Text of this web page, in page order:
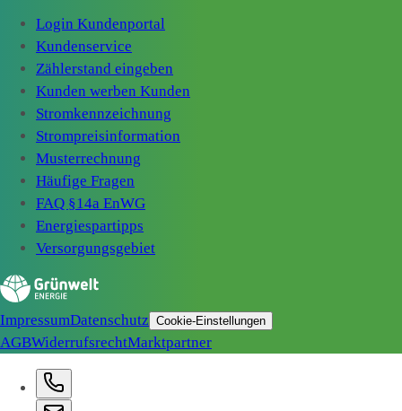
Login Kundenportal
Kundenservice
Zählerstand eingeben
Kunden werben Kunden
Stromkennzeichnung
Strompreisinformation
Musterrechnung
Häufige Fragen
FAQ §14a EnWG
Energiespartipps
Versorgungsgebiet
ImpressumDatenschutz Cookie-Einstellungen
AGBWiderrufsrechtMarktpartner